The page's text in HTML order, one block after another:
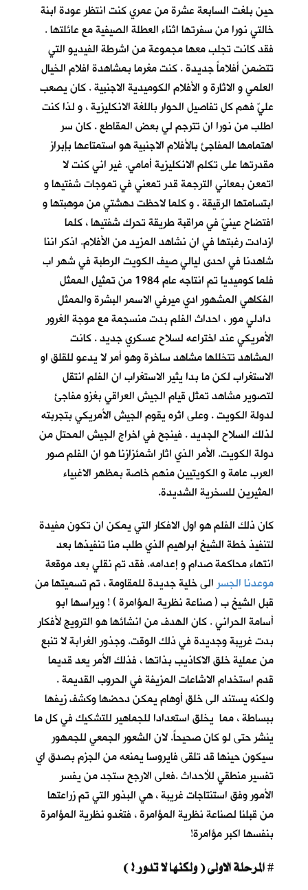
حين بلغت السابعة عشرة من عمري كنت انتظر عودة ابنة
خالتي نورا من سفرتها اثناء العطلة الصيفية مع عائلتها .
فقد كانت تجلب معها مجموعة من اشرطة الفيديو التي
تتضمن أفلاماً جديدة . كنت مغرما بمشاهدة افلام الخيال
العلمي و الاثارة و الأفلام الكوميدية الاجنبية . كان يصعب
عليّ فهم كل تفاصيل الحوار باللغة الانكليزية ، و لذا كنت
اطلب من نورا ان تترجم لي بعض المقاطع . كان سر
اهتمامها المفاجئ بالأفلام الاجنبية هو استمتاعها بإبراز
مقدرتها على تكلم الانكليزية أمامي. غير اني كنت لا
اتمعن بمعاني الترجمة قدر تمعني في تموجات شفتيها و
ابتسامتها الرقيقة . و كلما لاحظت دهشتي من موهبتها و
افتضاح عينيّ في مراقبة طريقة تحرك شفتيها ، كلما
ازدادت رغبتها في ان نشاهد المزيد من الأفلام. اذكر اننا
شاهدنا في احدى ليالي صيف الكويت الرطبة في شهر اب
فلما كوميديا تم انتاجه عام 1984 من تمثيل الممثل
الفكاهي المشهور ادي ميرفي الاسمر البشرة والممثل
دادلي مور ، احداث الفلم بدت منسجمة مع موجة الغرور
الأمريكي عند اختراعه لسلاح عسكري جديد . كانت
المشاهد تتخللها مشاهد ساخرة وهو أمر لا يدعو للقلق او
الاستغراب لكن ما بدا يثير الاستغراب ان الفلم انتقل
لتصوير مشاهد تمثل قيام الجيش العراقي بغزو مفاجئ
لدولة الكويت . وعلى اثره يقوم الجيش الأمريكي بتجربته
لذلك السلاح الجديد . فينجح في اخراج الجيش المحتل من
دولة الكويت. الأمر الذي اثار اشمئزازنا هو ان الفلم صور
العرب عامة و الكويتيين منهم خاصة بمظهر الاغبياء
المثيرين للسخرية الشديدة.
كان ذلك الفلم هو اول الافكار التي يمكن ان تكون مفيدة
لتنفيذ خطة الشيخ ابراهيم الذي طلب منا تنفيذها بعد
انتهاء محاكمة صدام و إعدامه. فقد تم نقلي بعد موقعة
موعدنا الجسرالى خلية جديدة للمقاومة ، تم تسميتها من
قبل الشيخ ب ( صناعة نظرية المؤامرة ) ! ويراسها ابو
أسامة الحراني . كان الهدف من انشائها هو الترويج لأفكار
بدت غريبة وجديدة في ذلك الوقت. وجذور الغرابة لا تنبع
من عملية خلق الاكاذيب بذاتها ، فذلك الأمر يعد قديما
قدم استخدام الاشاعات المزيفة في الحروب القديمة .
ولكنه يستند الى خلق أوهام يمكن دحضها وكشف زيفها
ببساطة ، مما يخلق استعدادا للجماهير للتشكيك في كل ما
ينشر حتى لو كان صحيحاً. لان الشعور الجمعي للجمهور
سيكون حينها قد تلقى فايروسا يمنعه من الجزم بصدق اي
تفسير منطقي للأحداث .فعلى الارجح ستجد من يفسر
الأمور وفق استنتاجات غريبة ، هي البذور التي تم زراعتها
من قبلنا لصناعة نظرية المؤامرة ، فتغدو نظرية المؤامرة
بنفسها اكبر مؤامرة!
#